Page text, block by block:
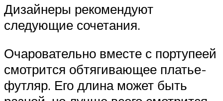
Дизайнеры рекомендуют
следующие сочетания.
Очаровательно вместе с портупеей
смотрится обтягивающее платье-
футляр. Его длина может быть